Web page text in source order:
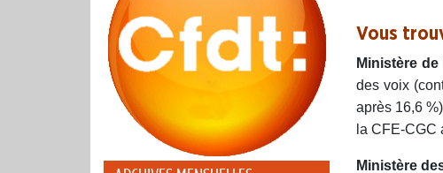
Vous
Ministère
des voix
après 16,6
la CFE-CGC
Ministère